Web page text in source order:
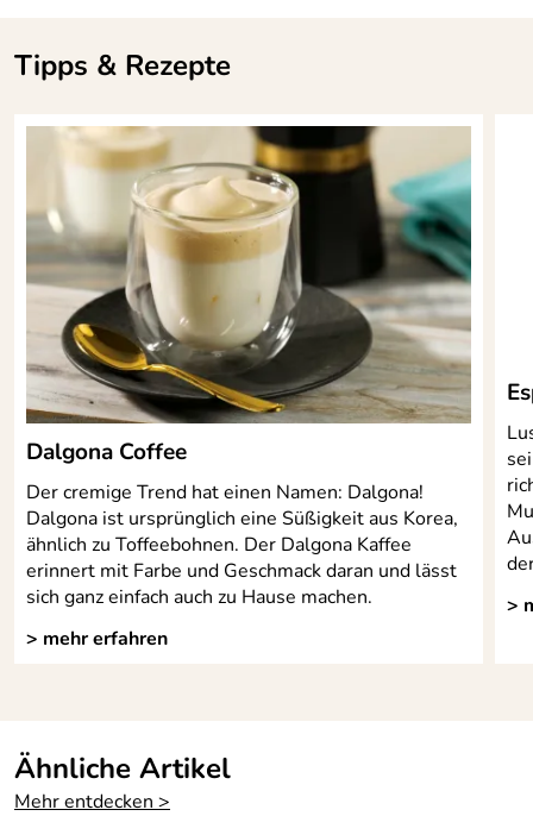
Tipps & Rezepte
Dalgona Coffee
Der cremige Trend hat einen Namen: Dalgona!
Dalgona ist ursprünglich eine Süßigkeit aus Korea,
ähnlich zu Toffeebohnen. Der Dalgona Kaffee
erinnert mit Farbe und Geschmack daran und lässt
sich ganz einfach auch zu Hause machen.
> mehr erfahren
>
Ähnliche Artikel
Mehr entdecken >